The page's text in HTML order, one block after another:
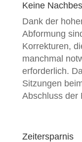
Keine
Dank der
Abformung
Korrekturen,
manchmal
erforderlich.
Sitzungen
Abschluss der
Zeitersparnis